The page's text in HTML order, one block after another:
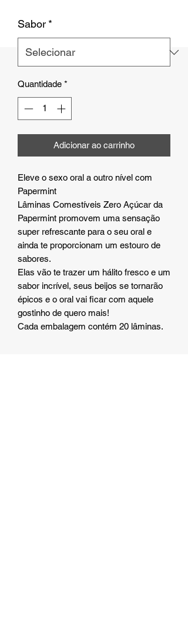
Sabor *
Quantidade *
Adicionar ao carrinho
Eleve o sexo oral a outro nível com
Papermint
Lâminas Comestíveis Zero Açúcar da
Papermint promovem uma sensação
super refrescante para o seu oral e
ainda te proporcionam um estouro de
sabores.
Elas vão te trazer um hálito fresco e um
sabor incrível, seus beijos se tornarão
épicos e o oral vai ficar com aquele
gostinho de quero mais!
Cada embalagem contém 20 lâminas.